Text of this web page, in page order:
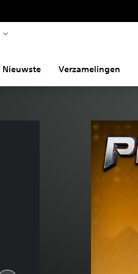
Nieuwste Verzamelingen